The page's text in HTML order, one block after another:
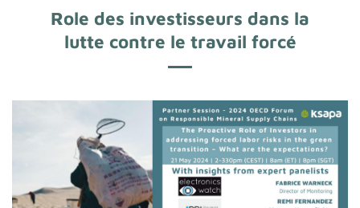
Role des investisseurs dans la
lutte contre le travail forcé